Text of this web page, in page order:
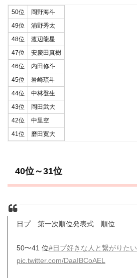
50位
岡野海斗
49位
浦野秀太
48位
渡辺龍星
47位
安慶田真樹
46位
内田修斗
45位
岩崎琉斗
44位
中林登生
43位
岡田武大
42位
中里空
41位
磨田寛大
40位～31位
日プ 第一次順位発表式 順位
50〜41 位#日プ好きな人と繋がりたい
pic.twitter.com/DaaIBCoAEL